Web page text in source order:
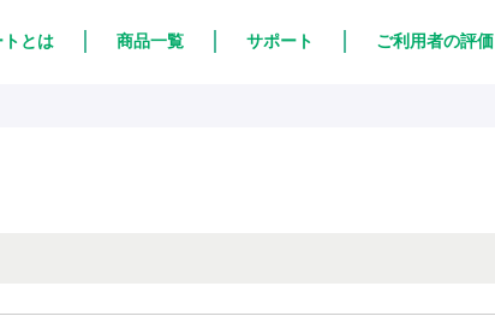
トとは 商品一覧 サポート ご利用者の評価